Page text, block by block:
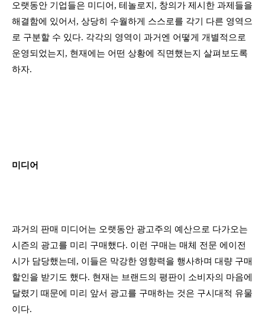
오랫동안 기업들은 미디어, 테놀로지, 창의가 제시한 과제들을
해결함에 있어서, 상당히 수월하게 스스로를 각기 다른 영역으
로 구분할 수 있다. 각각의 영역이 과거엔 어떻게 개별적으로
운영되었는지, 현재에는 어떤 상황에 직면했는지 살펴보도록
하자.
미디어
과거의 판매 미디어는 오랫동안 광고주의 예산으로 다가오는
시즌의 광고를 미리 구매했다. 이런 구매는 매체 전문 에이전
시가 담당했는데, 이들은 막강한 영향력을 행사하며 대량 구매
할인을 받기도 했다. 현재는 브랜드의 평판이 소비자의 마음에
달렸기 때문에 미리 앞서 광고를 구매하는 것은 구시대적 유물
이다.